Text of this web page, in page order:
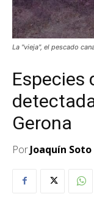
La "vieja", el pescado
Especies
Gerona
PorJoaquín Soto